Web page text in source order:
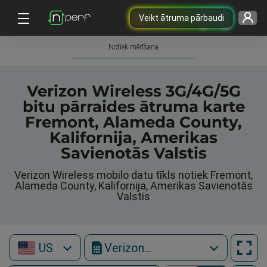
Veikt ātruma pārbaudi
Notiek mērīšana
Verizon Wireless 3G/4G/5G
bitu pārraides ātruma karte
Fremont, Alameda County,
Kalifornija, Amerikas
Savienotās Valstis
Verizon Wireless mobilo datu tīkls notiek Fremont,
Alameda County, Kalifornija, Amerikas Savienotās
Valstis
US Verizon Wireless